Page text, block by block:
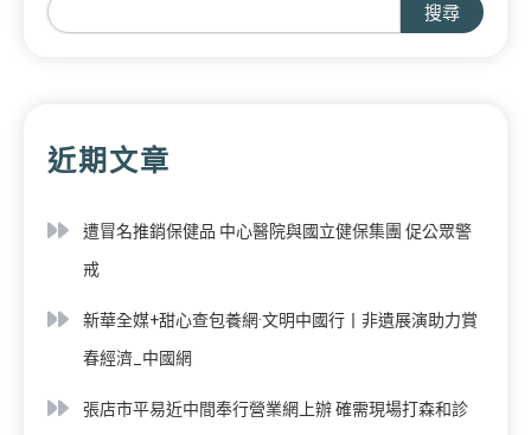
搜尋
近期文章
遭冒名推銷保健品 中心醫院與國立健保集團 促公眾警
戒
新華全媒+甜心查包養網·文明中國行丨非遺展演助力賞
春經濟_中國網
張店市平易近中間奉行營業網上辦 確需現場打森和診